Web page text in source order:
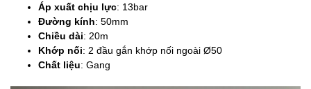
Áp xuất chịu lực: 13bar
Đường kính: 50mm
Chiều dài: 20m
Khớp nối: 2 đầu gắn khớp nối ngoài Ø50
Chất liệu: Gang